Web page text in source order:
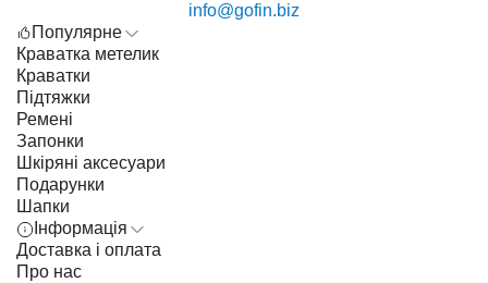
info@gofin.biz
Популярне
Краватка метелик
Краватки
Підтяжки
Ремені
Запонки
Шкіряні аксесуари
Подарунки
Шапки
Інформація
Доставка і оплата
Про нас